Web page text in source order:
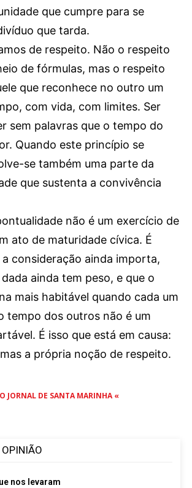
que cumpre para se
que tarda.
de respeito. Não o respeito
de fórmulas, mas o respeito
que reconhece no outro um
com vida, com limites. Ser
sem palavras que o tempo do
Quando este princípio se
se também uma parte da
que sustenta a convivência
não é um exercício de
ato de maturidade cívica. É
consideração ainda importa,
ainda tem peso, e que o
mais habitável quando cada um
tempo dos outros não é um
É isso que está em causa:
a própria noção de respeito.
JORNAL DE SANTA MARINHA «
nos levaram